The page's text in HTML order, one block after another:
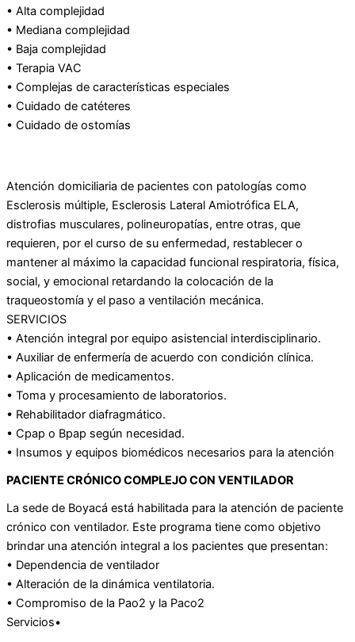
• Alta complejidad
• Mediana complejidad
• Baja complejidad
• Terapia VAC
• Complejas de características especiales
• Cuidado de catéteres
• Cuidado de ostomías
Atención domiciliaria de pacientes con patologías como
Esclerosis múltiple, Esclerosis Lateral Amiotrófica ELA,
distrofias musculares, polineuropatías, entre otras, que
requieren, por el curso de su enfermedad, restablecer o
mantener al máximo la capacidad funcional respiratoria, física,
social, y emocional retardando la colocación de la
traqueostomía y el paso a ventilación mecánica.
SERVICIOS
• Atención integral por equipo asistencial interdisciplinario.
• Auxiliar de enfermería de acuerdo con condición clínica.
• Aplicación de medicamentos.
• Toma y procesamiento de laboratorios.
• Rehabilitador diafragmático.
• Cpap o Bpap según necesidad.
• Insumos y equipos biomédicos necesarios para la atención
PACIENTE CRÓNICO COMPLEJO CON VENTILADOR
La sede de Boyacá está habilitada para la atención de paciente
crónico con ventilador. Este programa tiene como objetivo
brindar una atención integral a los pacientes que presentan:
• Dependencia de ventilador
• Alteración de la dinámica ventilatoria.
• Compromiso de la Pao2 y la Paco2
Servicios•